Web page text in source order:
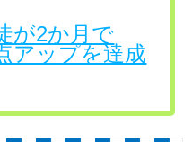
が2か月で
アップを達成